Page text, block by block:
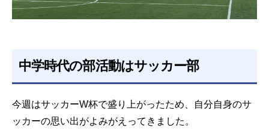
中学時代の部活動はサッカー部
今週はサッカーW杯で盛り上がったため、自分自身のサ
ッカーの思い出がよみがえってきました。